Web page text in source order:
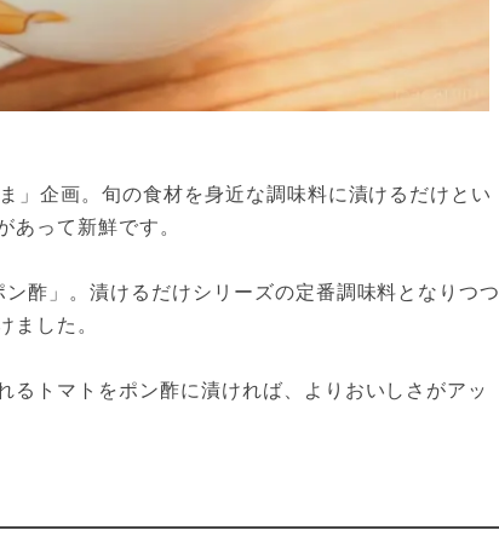
」企画。旬の食材を身近な調味料に漬けるだけとい
あって新鮮です。
酢」。漬けるだけシリーズの定番調味料となりつつ
ました。
るトマトをポン酢に漬ければ、よりおいしさがアッ